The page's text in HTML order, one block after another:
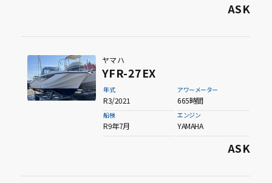
ASK
ヤマハ
YFR-27EX
年式
R3/2021
アワーメーター
665時間
船検
R9年7月
エンジン
YAMAHA
ASK